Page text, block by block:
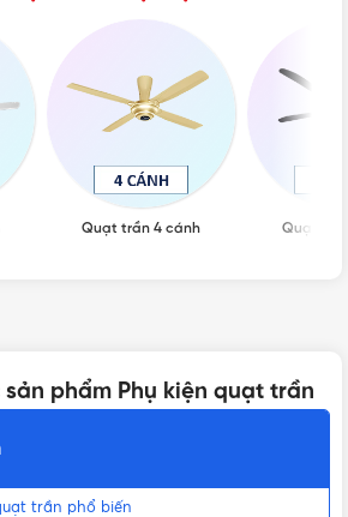
Quạt trần 4 cánh Quạt
phẩm Phụ kiện quạt trần
trần phổ biến